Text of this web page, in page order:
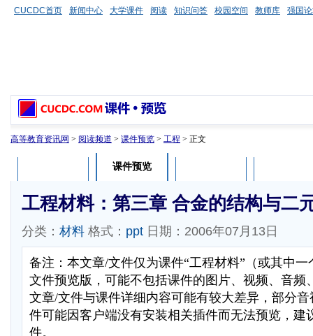
CUCDC首页 新闻中心 大学课件 阅读 知识问答 校园空间 教师库 强国
高等教育资讯网 > 阅读频道 > 课件预览 > 工程 > 正文
课件预览
工程材料：第三章 合金的结构与二
分类： 材料 格式： ppt 日期：2006年07月13日
备注：本文章/文件仅为课件“工程材料”（或其中
文件预览版，可能不包括课件的图片、视频、音频
文章/文件与课件详细内容可能有较大差异，部分
件可能因客户端没有安装相关插件而无法预览，建
件。